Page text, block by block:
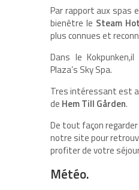
Par rapport aux spas
bienêtre le Steam
plus connues et
Dans le
Plaza’s Sky Spa.
Tres intéressant est
de Hem Till Gården.
De tout façon
notre site pour
profiter de votre
Météo.